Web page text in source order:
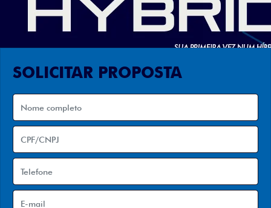
SOLICITAR PROPOSTA